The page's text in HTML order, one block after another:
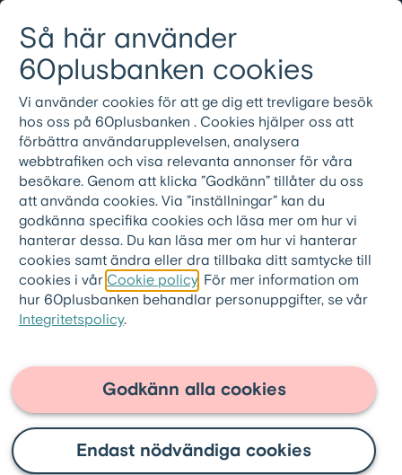
Så här använder
60plusbanken cookies
Vi använder cookies för att ge dig ett trevligare besök
hos oss på 60plusbanken . Cookies hjälper oss att
förbättra användarupplevelsen, analysera
webbtrafiken och visa relevanta annonser för våra
besökare. Genom att klicka ”Godkänn” tillåter du oss
att använda cookies. Via ”inställningar” kan du
godkänna specifika cookies och läsa mer om hur vi
hanterar dessa. Du kan läsa mer om hur vi hanterar
cookies samt ändra eller dra tillbaka ditt samtycke till
cookies i vår Cookie policy . För mer information om
hur 60plusbanken behandlar personuppgifter, se vår
Integritetspolicy.
Endast nödvändiga cookies
Godkänn alla cookies
Meny
08-501 01 200
60plusbanken.se > 60pluslånet >
FAQ 60pluslånet
Kan banken ta bostaden?
Nej banken kan aldrig ta din bostad.
Äganderätten är en säkerhet för dig som
tecknar 60pluslånet, och den innebär att du
vid tecknande av ett 60pluslån fortsatt äger
100% av bostaden. Det innebär med andra
ta del av en eventuell fortsatt värdeökning
på bostaden.